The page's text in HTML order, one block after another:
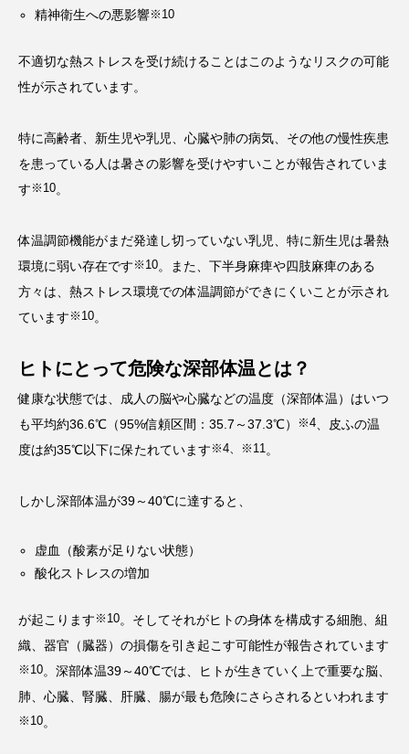
精神衛生への悪影響※10
不適切な熱ストレスを受け続けることはこのようなリスクの可能
性が示されています。
特に高齢者、新生児や乳児、心臓や肺の病気、その他の慢性疾患
を患っている人は暑さの影響を受けやすいことが報告されていま
す ※10。
体温調節機能がまだ発達し切っていない乳児、特に新生児は暑熱
環境に弱い存在です ※10。また、下半身麻痺や四肢麻痺のある
方々は、熱ストレス環境での体温調節ができにくいことが示され
ています ※10。
ヒトにとって危険な深部体温とは？
健康な状態では、成人の脳や心臓などの温度（深部体温）はいつ
も平均約36.6℃（95%信頼区間：35.7～37.3℃）
※4 、皮ふの温
度は約35℃以下に保たれています ※4、※11 。
しかし深部体温が39～40℃に達すると、
虚血（酸素が足りない状態）
酸化ストレスの増加
が起こります ※10。そしてそれがヒトの身体を構成する細胞、組
織、器官（臓器）の損傷を引き起こす可能性が報告されています
※10。深部体温39～40℃では、ヒトが生きていく上で重要な脳、
肺、心臓、腎臓、肝臓、腸が最も危険にさらされるといわれます
※10。